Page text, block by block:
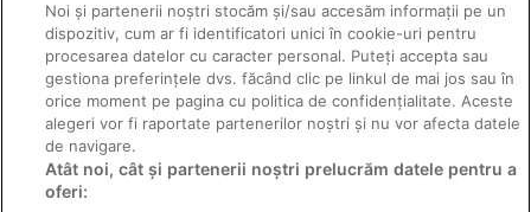
ΠΑΚΕΤΟ
ΕΠΕΞΕΡΓΑΣΙΑΣ
3 και 4 ΜΗΛΟ -
ΚΟΠΗ ΤΩΝ
ΠΕΤΑΛΙΩΝ,
ΔΙΑΜΟΡΦΩΣΗ
ΦΡΑΓΜΑΤΩΝ
x. STAR GREEN
CONVENIENCE
PACK -
ΚΑΘΑΡΌ ΣΙΤΆΡΙ,
ΠΛΟΎΣΙΟΣ
ΑΓΡΌΤΗΣ
Noi și partenerii noștri stocăm și/sau accesăm informații pe un
dispozitiv, cum ar fi identificatori unici în cookie-uri pentru
procesarea datelor cu caracter personal. Puteți accepta sau
gestiona preferințele dvs. făcând clic pe linkul de mai jos sau în
orice moment pe pagina cu politica de confidențialitate. Aceste
alegeri vor fi raportate partenerilor noștri și nu vor afecta datele
de navigare.
Atât noi, cât și partenerii noștri prelucrăm datele pentru a
oferi: